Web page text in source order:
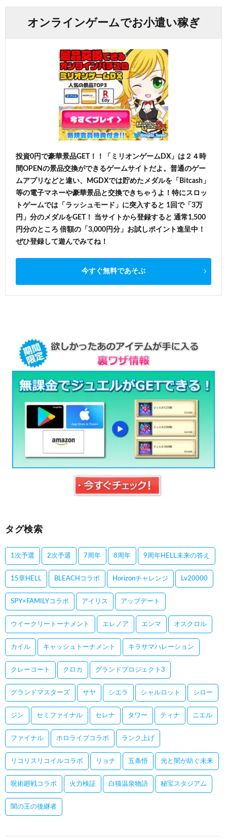
オンラインゲームでお小遣い稼ぎ
投資0円で豪華景品GET！！「ミリオンゲームDX」は２４時
間OPENの景品交換ができるゲームサイトだよ。普通のゲー
ムアプリなどと違い、MGDXでは貯めたメダルを「Bitcash」
等の電子マネーや豪華景品と交換できちゃうよ！特にスロッ
トゲームでは「ラッシュモード」に突入すると 1回で「3万
円」分のメダルをGET！ 当サイトから登録すると 通常1,500
円分のところ 倍額の「3,000円分」お試しポイント進呈中！
ぜひ登録して遊んでみてね！
今すぐ無料であそぶ
タグ検索
1次予選 2次予選 7周年 8周年 9周年HELL未来の答え
15章HELL BLEACHコラボ Horizonチャレンジ Lv20000
SPY×FAMILYコラボ アイリス アップデート
ウイークリートーナメント エレノア エンマ オスクロル
カイル キャッシュトーナメント キラサマハレーション
クレーコート クロカ グランドプロジェクト3
グランドマスターズ サヤ シエラ シャルロット シロー
ジン セミファイナル セレナ タワー ティナ ニエル
ファイナル ホロライブコラボ ランク上げ
リコリスリコイルコラボ リョナ 五条悟 光と闇が紡ぐ未来
呪術廻戦コラボ 火力検証 白猫温泉物語 秘宝スタジアム
闇の王の後継者